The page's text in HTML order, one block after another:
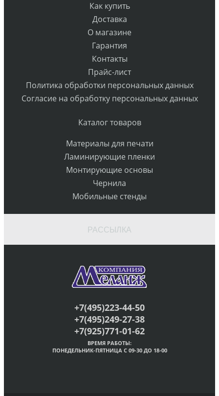
Как купить
Доставка
О магазине
Гарантия
Контакты
Прайс-лист
Политика обработки персональных данных
Согласие на обработку персональных данных
Каталог товаров
Материалы для печати
Ламинирующие пленки
Монтирующие основы
Чернила
Мобильные стенды
РАССЫЛКА
+7(495)223-44-50
+7(495)249-27-38
+7(925)771-01-62
ВРЕМЯ РАБОТЫ:
ПОНЕДЕЛЬНИК-ПЯТНИЦА С 09-30 ДО 18-00